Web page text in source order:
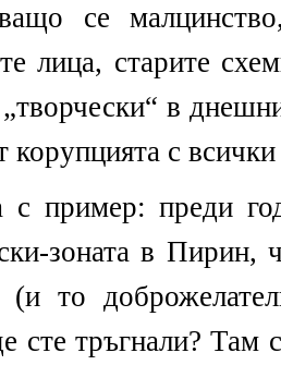
се
лица, старите
в
с
пример: преди
зоната в Пирин,
(и то
сте тръгнали?